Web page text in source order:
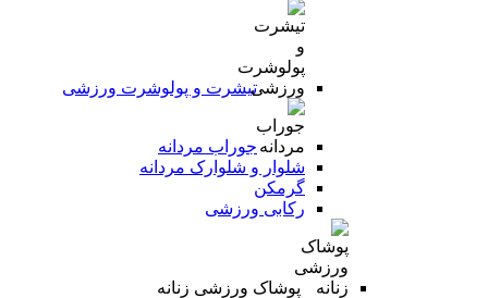
تیشرت و پولوشرت ورزشی
جوراب مردانه
شلوار و شلوارک مردانه
گرمکن
رکابی ورزشی
پوشاک ورزشی زنانه